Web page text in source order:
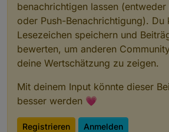
benachrichtigen lassen
oder Push-Benachrichtigung). Du
Lesezeichen speichern und
bewerten, um anderen
deine Wertschätzung zu zeigen.
Mit deinem Input könnte dieser
besser werden 💗
Registrieren Anmelden